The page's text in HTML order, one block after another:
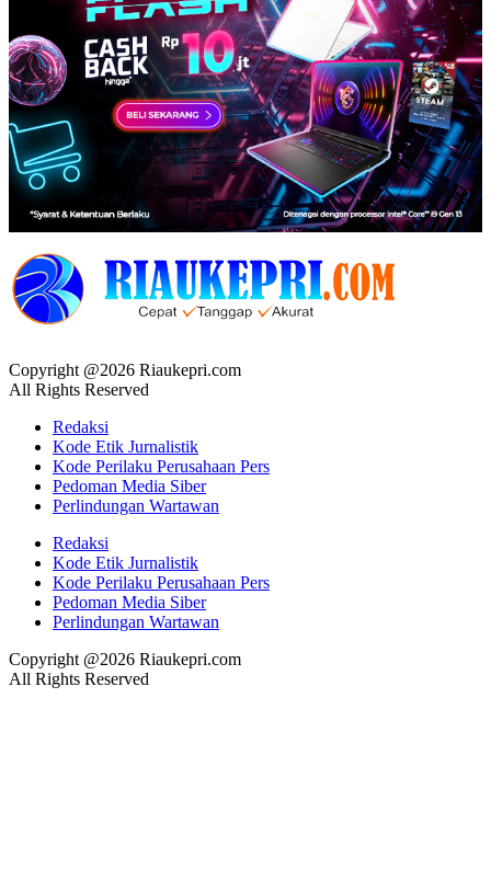
Copyright @2026 Riaukepri.com
All Rights Reserved
Redaksi
Kode Etik Jurnalistik
Kode Perilaku Perusahaan Pers
Pedoman Media Siber
Perlindungan Wartawan
Redaksi
Kode Etik Jurnalistik
Kode Perilaku Perusahaan Pers
Pedoman Media Siber
Perlindungan Wartawan
Copyright @2026 Riaukepri.com
All Rights Reserved